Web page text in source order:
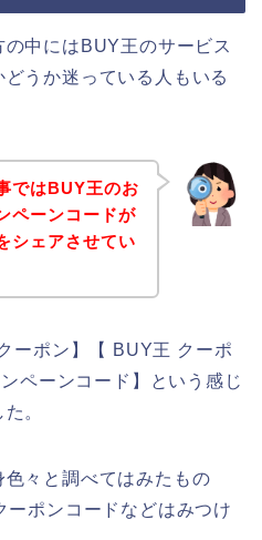
中にはBUY王のサービス
うか迷っている人もいる
ではBUY王のお
ペーンコードが
シェアさせてい
ーポン】【 BUY王 クーポ
ペーンコード】という感じ
。
々と調べてはみたもの
ポンコードなどはみつけ